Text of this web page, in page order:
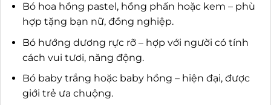
Bó hoa hồng pastel, hồng phấn hoặc kem – phù
hợp tặng bạn nữ, đồng nghiệp.
Bó hướng dương rực rỡ – hợp với người có tính
cách vui tươi, năng động.
Bó baby trắng hoặc baby hồng – hiện đại, được
giới trẻ ưa chuộng.